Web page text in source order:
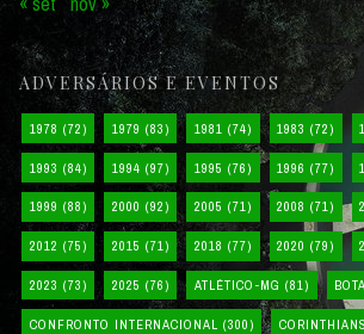
ADVERSÁRIOS E EVENTOS
1978 (72) 1979 (83) 1981 (74) 1983 (72)
1993 (84) 1994 (97) 1995 (76) 1996 (77)
1999 (88) 2000 (92) 2005 (71) 2008 (71)
2012 (75) 2015 (71) 2018 (77) 2020 (79)
2023 (73) 2025 (76) ATLÉTICO-MG (81)
CONFRONTO INTERNACIONAL (300) CORINTHIANS